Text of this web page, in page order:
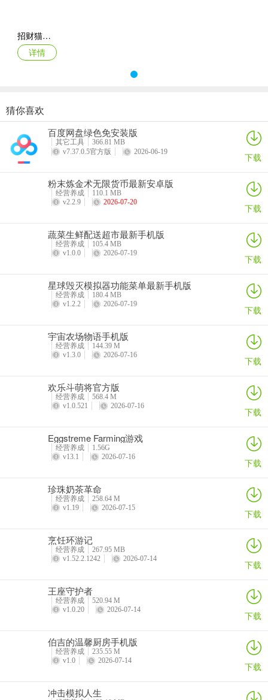
快来下载游戏试试吧！软件特色
7、火箭：火箭打出后，分数X2。?玩家点评：
1、这是一款热门手机棋牌游戏，玩法丰富多样，棋牌种类众多，斗地
主游戏、捕鱼、炸金花等应有尽有。免注册，支持多种登录方式，无
需繁琐的注册步骤。还在等什么？快来下载游戏体验吧。
2、以牌会友的棋牌娱乐平台，完善的社交功能让你轻松、随心交流互
3、精致的棋牌游戏画面带给你最强的游戏视觉冲击，提供多种不同风
格的游戏主题，可以随时进行切换。
招财猫棋牌2026官方版 优势
1、整体的游戏音效方麵是非常给力的，这款平台是受到了玩家们一致
好评，感受不同玩法为你带去的喜悦心情，智能进行更真实的模仿
了，不断的壮大自己。
2、丰厚的游戏奖励让你可以赢取不停，可以在游戏中交换相应的游戏
画的效果提供。
3、趣味十足的棋牌娱乐方式让每个小伙伴畅玩都很欢乐，汇聚大众化
惊喜在等待大家，还有更多奖励每天玩得更疯狂。
4、紧张刺激的棋牌竞技赛事，比拼策略和技巧，实力与实力之间的对
5、为你匹配实力相当的游戏玩家，进行公平对局，精彩的挑站赛事内
容，拥有非常丰厚的奖金，你可以将游戏对局进行回看，完成技术分
招财猫棋牌2026官方版 说明
1、利用专属引导功能让新用户轻鬆上手，软件中的安全保护非常到
位，确保每个用户的数据安全，在不断的引导下轻鬆掌握彩票各项功
能，界麵体验更流畅。 软件特色
2、可自由建设私人游戏房，手机在线邀请好友打牌游戏，线上快速组
3、玩家可以随时查看自己的战绩，还可一键分享。
语音交流，还可以用表情包来轰炸对手。
6、感受酣畅游戏体验千万人在线对局，有精美的界麵设计和动听音
招财猫棋牌2026官方版_Android_1.2
详情
猜你喜欢
百度网盘绿色免安装版
其它工具
366.81 MB
v7.37.0.5官方版
2026-06-19 下载
粉末炼金术无限货币最新安卓版
经营养成
110.1 MB
v2.2.9
2026-07-20 下载
蔬菜生鲜配送超市最新手机版
经营养成
105.4 MB
v1.0.0
2026-07-19 下载
星球毁灭模拟器功能菜单最新手机版
经营养成
180.4 MB
v1.2.2
2026-07-19 下载
宇宙农场物语手机版
经营养成
144.39 M
v1.3.0
2026-07-16 下载
欢乐斗萌将官方版
经营养成
568.4 M
v1.0.521
2026-07-16 下载
Eggstreme Farming游戏
经营养成
1.56G
v13.1
2026-07-16 下载
珍珠奶茶革命
经营养成
258.64 M
v1.19
2026-07-15 下载
烹饪环游记
经营养成
267.95 MB
v1.52.2.1242
2026-07-14 下载
王座守护者
经营养成
520.94 M
v1.0.20
2026-07-14 下载
伯吉的温馨厨房手机版
经营养成
235.55 M
v1.0
2026-07-14 下载
冲击模拟人生